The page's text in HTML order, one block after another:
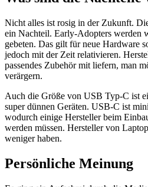
Nicht alles ist rosig in der Zukunft.
ein Nachteil. Early-Adopters werden
gebeten. Das gilt für neue Hardware
jedoch mit der Zeit relativieren.
passendes Zubehör mit liefern, man
verärgern.
Auch die Größe von USB Typ-C ist
super dünnen Geräten. USB-C ist
wodurch einige Hersteller beim
werden müssen. Hersteller von
weniger haben.
Persönliche Meinung